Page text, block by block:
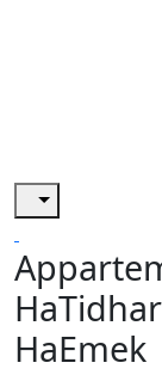
HaEmek